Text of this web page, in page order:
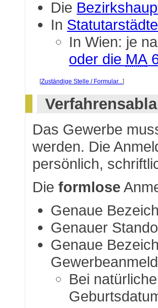
Die
In
In Wien: je
oder die MA
[Zuständige Stelle / Formular...]
Das Gewerbe
werden. Die
persönlich,
Dieformlose
Genaue
Genauer
Genaue
Bei